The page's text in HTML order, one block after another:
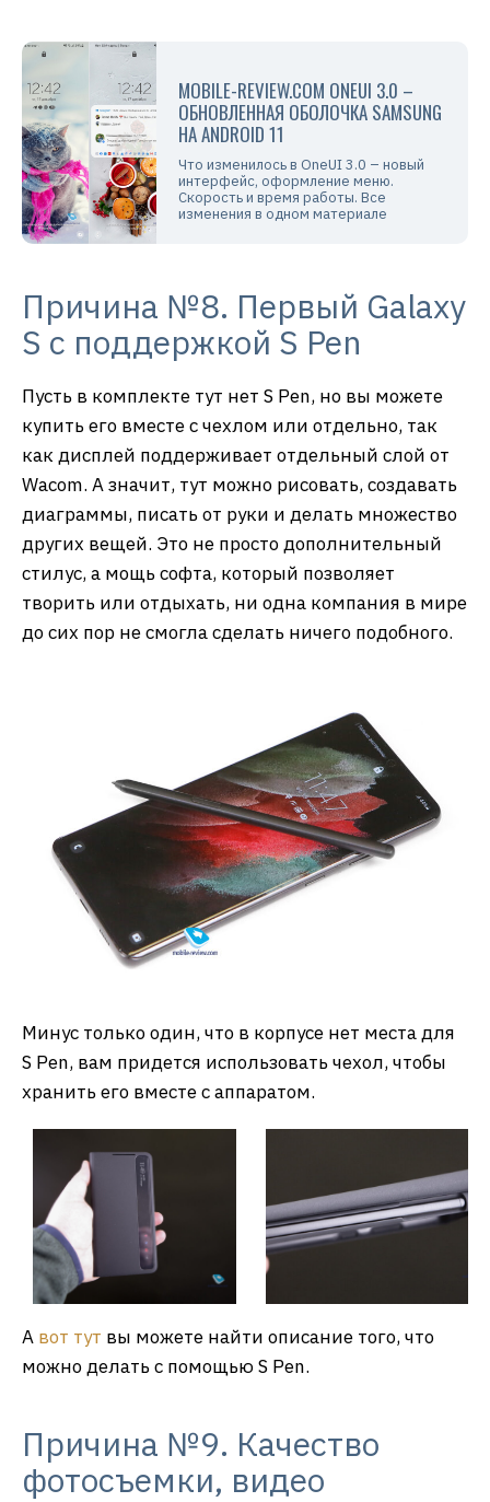
MOBILE-REVIEW.COM ONEUI 3.0 –
ОБНОВЛЕННАЯ ОБОЛОЧКА SAMSUNG
НА ANDROID 11
Что изменилось в OneUI 3.0 – новый
интерфейс, оформление меню.
Скорость и время работы. Все
изменения в одном материале
Причина №8. Первый Galaxy
S с поддержкой S Pen
Пусть в комплекте тут нет S Pen, но вы можете
купить его вместе с чехлом или отдельно, так
как дисплей поддерживает отдельный слой от
Wacom. А значит, тут можно рисовать, создавать
диаграммы, писать от руки и делать множество
других вещей. Это не просто дополнительный
стилус, а мощь софта, который позволяет
творить или отдыхать, ни одна компания в мире
до сих пор не смогла сделать ничего подобного.
Минус только один, что в корпусе нет места для
S Pen, вам придется использовать чехол, чтобы
хранить его вместе с аппаратом.
А вот тут вы можете найти описание того, что
можно делать с помощью S Pen.
Причина №9. Качество
фотосъемки, видео